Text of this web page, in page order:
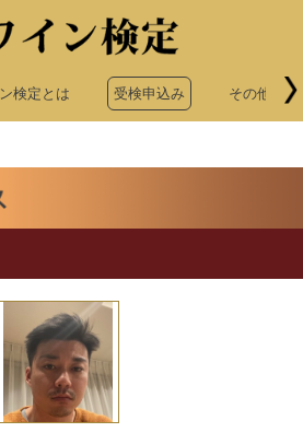
検定とは 受検申込み その他申込